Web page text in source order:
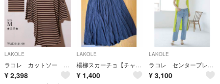
LAKOLE
ラコレ カットソー 五分袖 ボーダー柄 ドロップショルダー カジュアルコーデ
¥ 2,398
LAKOLE
楊柳スカーチョ【チャコール】
¥ 1,400
LAKOLE
ラコレ センタープレス デニムパンツ ライトブルー コットン レディース M
¥ 3,100